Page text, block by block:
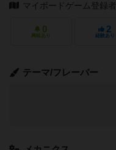
マイボードゲーム登録者
0
興味あり
2
経験あり
テーマ/フレーバー